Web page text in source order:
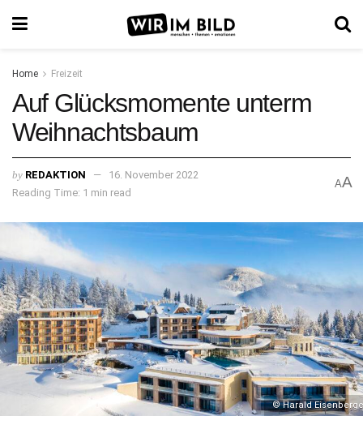
Home Freizeit
Auf Glücksmomente unterm
Weihnachtsbaum
by REDAKTION
16. November 2022
Reading Time: 1 min read
AA
© Harald